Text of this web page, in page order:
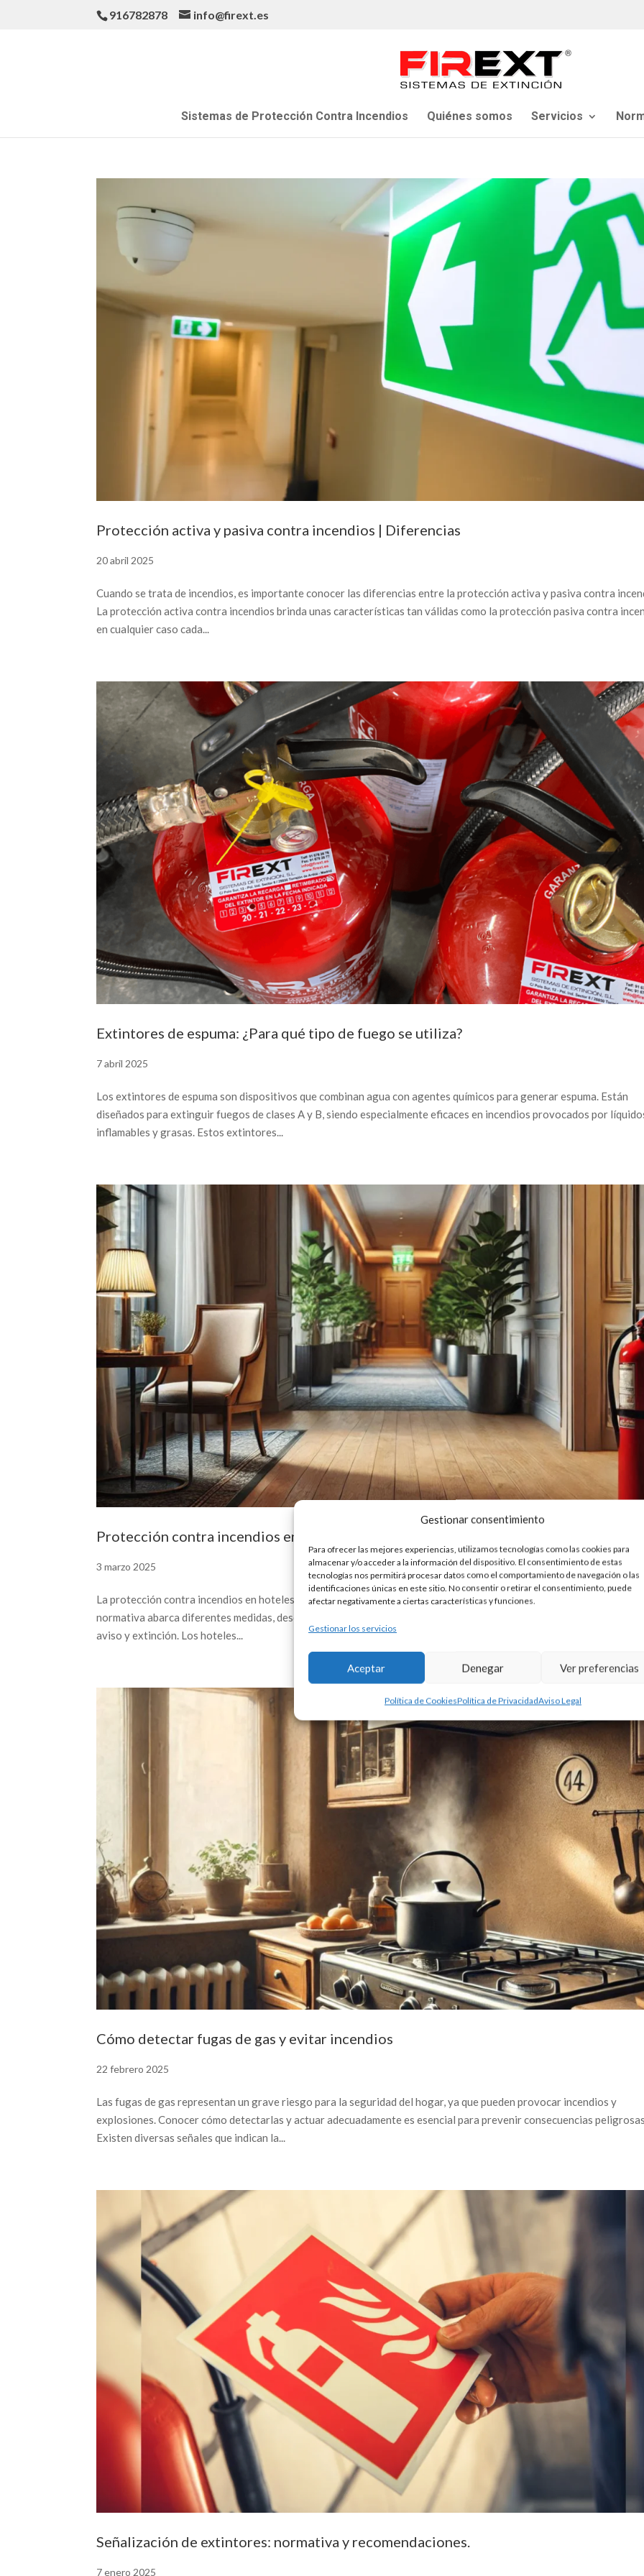
Gestionar consentimiento
Para ofrecer las mejores experiencias, utilizamos tecnologías como las cookies para
almacenar y/o acceder a la información del dispositivo. El consentimiento de estas
tecnologías nos permitirá procesar datos como el comportamiento de navegación o las
identificaciones únicas en este sitio. No consentir o retirar el consentimiento, puede
afectar negativamente a ciertas características y funciones.
Gestionar los servicios
Aceptar Denegar Ver preferencias
Política de CookiesPolítica de PrivacidadAviso Legal
916782878 info@firext.es
Sistemas de Protección Contra Incendios Quiénes somos Servicios
Protección activa y pasiva contra incendios | Diferencias
20 abril 2025
Cuando se trata de incendios, es importante conocer las diferencias entre la protección activa y pasiva contra
La protección activa contra incendios brinda unas características tan válidas como la protección pasiva contra
en cualquier caso cada...
Extintores de espuma: ¿Para qué tipo de fuego se utiliza?
7 abril 2025
Los extintores de espuma son dispositivos que combinan agua con agentes químicos para generar espuma. Están
diseñados para extinguir fuegos de clases A y B, siendo especialmente eficaces en incendios provocados por
inflamables y grasas. Estos extintores...
Protección contra incendios en hoteles
3 marzo 2025
La protección contra incendios en hoteles es fundamental para garantizar la seguridad de huéspedes y personal.
normativa abarca diferentes medidas, desde el cumplimiento de códigos técnicos hasta la implementación de
aviso y extinción. Los hoteles...
Cómo detectar fugas de gas y evitar incendios
22 febrero 2025
Las fugas de gas representan un grave riesgo para la seguridad del hogar, ya que pueden provocar incendios y
explosiones. Conocer cómo detectarlas y actuar adecuadamente es esencial para prevenir consecuencias
Existen diversas señales que indican la...
Señalización de extintores: normativa y recomendaciones.
7 enero 2025